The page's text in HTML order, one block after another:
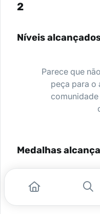
2
Níveis
Parece que
peça para o
Medalhas
Nenhuma